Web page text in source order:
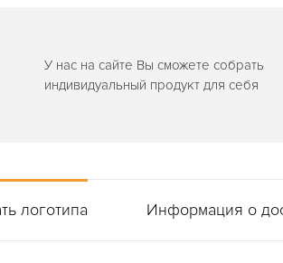
У нас на сайте Вы сможете собрать
индивидуальный продукт для себя
логотипа Информация о